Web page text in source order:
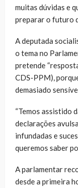
muitas dúvidas e
preparar o futuro
A deputada
o tema no
pretende
CDS-PPM),
demasiado
“Temos assistido
declarações
infundadas e
queremos saber
A parlamentar
desde a primeira